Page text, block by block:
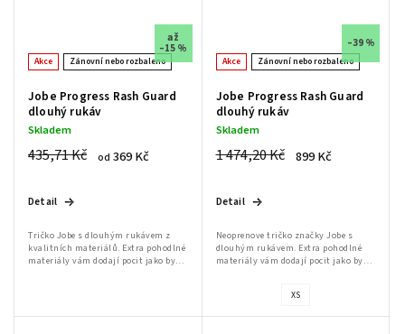
Akce Zánovní nebo rozbaleno
až
–15 %
Jobe Progress Rash Guard
dlouhý rukáv
Skladem
435,71 Kč od 369 Kč
Detail
Tričko Jobe s dlouhým rukávem z
kvalitních materiálů. Extra pohodlné
materiály vám dodají pocit jako by
Akce Zánovní nebo rozbaleno
–39 %
Jobe Progress Rash Guard
dlouhý rukáv
Skladem
1 474,20 Kč 899 Kč
Detail
Neoprenove tričko značky Jobe s
dlouhým rukávem. Extra pohodlné
materiály vám dodají pocit jako by
XS